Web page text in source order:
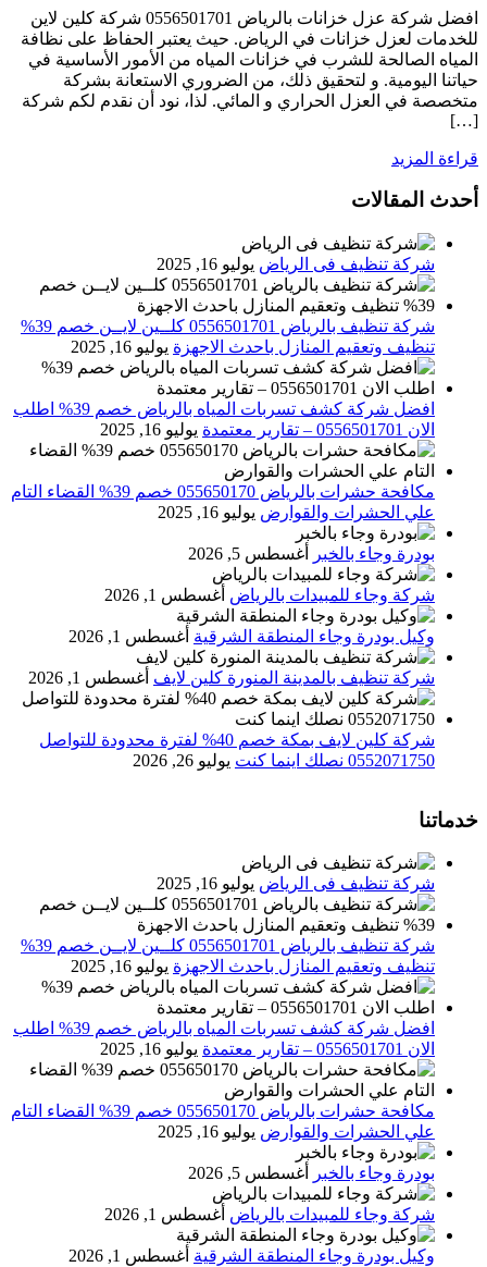
افضل شركة عزل خزانات بالرياض 0556501701 شركة كلين لاين
للخدمات لعزل خزانات في الرياض. حيث يعتبر الحفاظ على نظافة
المياه الصالحة للشرب في خزانات المياه من الأمور الأساسية في
حياتنا اليومية. و لتحقيق ذلك، من الضروري الاستعانة بشركة
متخصصة في العزل الحراري و المائي. لذا، نود أن نقدم لكم شركة
[…]
قراءة المزيد
أحدث المقالات
شركة تنظيف فى الرياض يوليو 16, 2025
شركة تنظيف بالرياض 0556501701 كلــين لايــن خصم 39%
تنظيف وتعقيم المنازل باحدث الاجهزة يوليو 16, 2025
افضل شركة كشف تسربات المياه بالرياض خصم 39% اطلب
الان 0556501701‬‏ – تقارير معتمدة
يوليو 16, 2025
مكافحة حشرات بالرياض 055650170 خصم 39% القضاء التام
علي الحشرات والقوارض يوليو 16, 2025
بودرة وجاء بالخبر أغسطس 5, 2026
شركة وجاء للمبيدات بالرياض أغسطس 1, 2026
وكيل بودرة وجاء المنطقة الشرقية أغسطس 1, 2026
شركة تنظيف بالمدينة المنورة كلين لايف أغسطس 1, 2026
شركة كلين لايف بمكة خصم 40% لفترة محدودة للتواصل
0552071750 نصلك اينما كنت
يوليو 26, 2026
خدماتنا
شركة تنظيف فى الرياض يوليو 16, 2025
شركة تنظيف بالرياض 0556501701 كلــين لايــن خصم 39%
تنظيف وتعقيم المنازل باحدث الاجهزة يوليو 16, 2025
افضل شركة كشف تسربات المياه بالرياض خصم 39% اطلب
الان 0556501701‬‏ – تقارير معتمدة
يوليو 16, 2025
مكافحة حشرات بالرياض 055650170 خصم 39% القضاء التام
علي الحشرات والقوارض يوليو 16, 2025
بودرة وجاء بالخبر أغسطس 5, 2026
شركة وجاء للمبيدات بالرياض أغسطس 1, 2026
وكيل بودرة وجاء المنطقة الشرقية أغسطس 1, 2026